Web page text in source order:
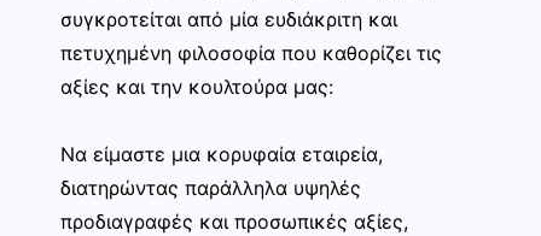
συγκροτείται από μία ευδιάκριτη και
πετυχημένη φιλοσοφία που καθορίζει τις
αξίες και την κουλτούρα μας:
Να είμαστε μια κορυφαία εταιρεία,
διατηρώντας παράλληλα υψηλές
προδιαγραφές και προσωπικές αξίες,